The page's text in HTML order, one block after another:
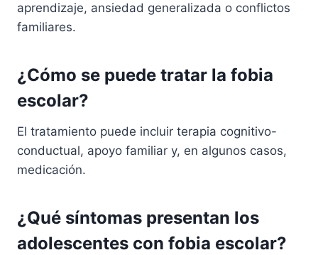
aprendizaje, ansiedad generalizada o conflictos
familiares.
¿Cómo se puede tratar la fobia
escolar?
El tratamiento puede incluir terapia cognitivo-
conductual, apoyo familiar y, en algunos casos,
medicación.
¿Qué síntomas presentan los
adolescentes con fobia escolar?